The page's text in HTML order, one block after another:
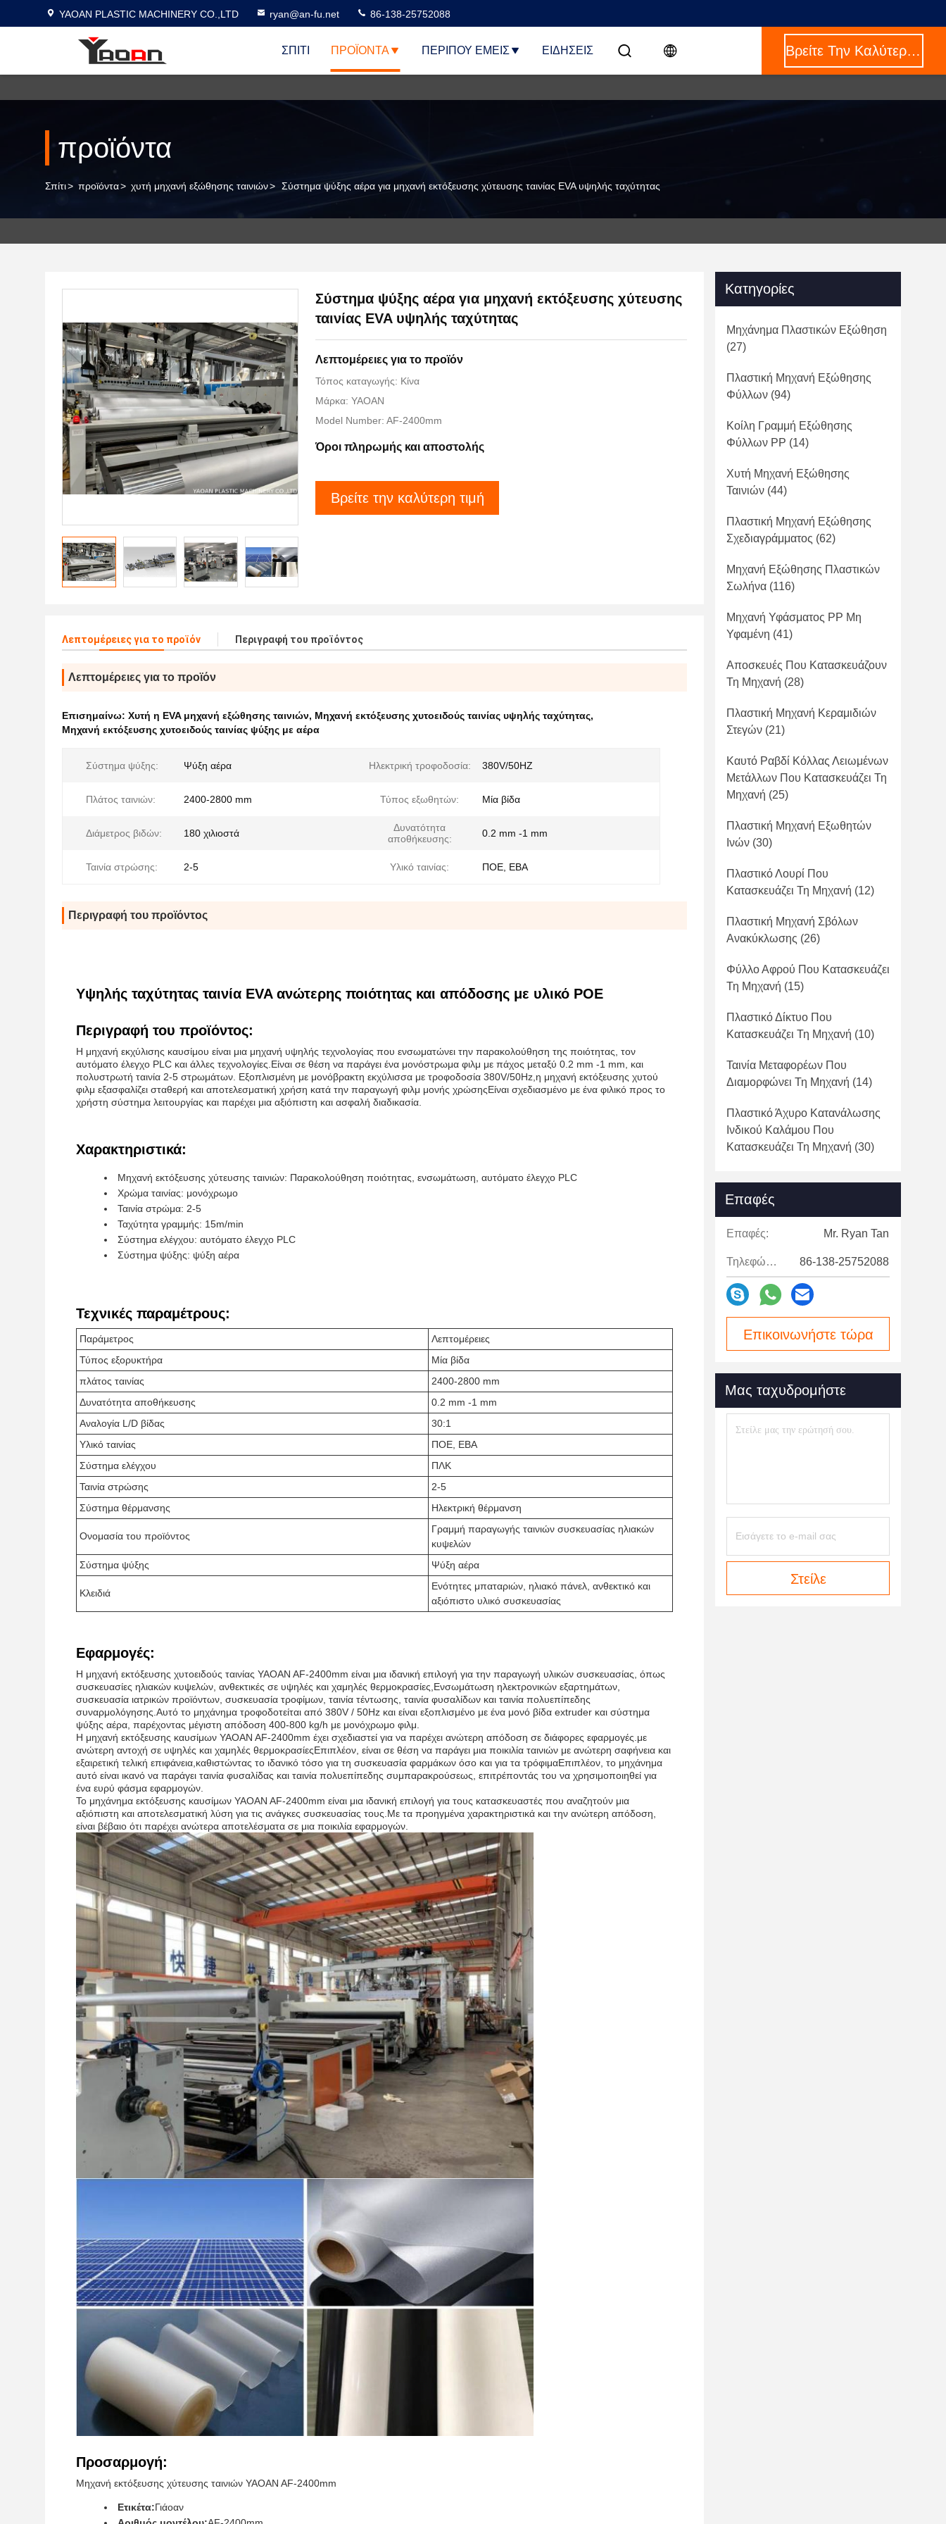
YAOAN PLASTIC MACHINERY CO.,LTD ryan@an-fu.net 86-138-25752088
ΣΠΊΤΙ ΠΡΟΪΌΝΤΑ ΠΕΡΊΠΟΥ ΕΜΕΊΣ ΕΙΔΗΣΕΙΣ Βρείτε Την Καλύτερη Τιμή
προϊόντα
Σπίτι> προϊόντα> χυτή μηχανή εξώθησης ταινιών> Σύστημα ψύξης αέρα για μηχανή εκτόξευσης χύτευσης ταινίας EVA υψηλής ταχύτητας
Σύστημα ψύξης αέρα για μηχανή εκτόξευσης χύτευσης
ταινίας EVA υψηλής ταχύτητας
Λεπτομέρειες για το προϊόν
Τόπος καταγωγής: Κίνα
Μάρκα: YAOAN
Model Number: AF-2400mm
Όροι πληρωμής και αποστολής
Βρείτε την καλύτερη τιμή
Λεπτομέρειες για το προϊόν Περιγραφή του προϊόντος
Λεπτομέρειες για το προϊόν
Επισημαίνω: Χυτή η EVA μηχανή εξώθησης ταινιών, Μηχανή εκτόξευσης χυτοειδούς ταινίας υψηλής ταχύτητας,
Μηχανή εκτόξευσης χυτοειδούς ταινίας ψύξης με αέρα
Σύστημα ψύξης: Ψύξη αέρα Ηλεκτρική τροφοδοσία: 380V/50HZ
Πλάτος ταινιών: 2400-2800 mm Τύπος εξωθητών: Μία βίδα
Διάμετρος βιδών: 180 χιλιοστά
Δυνατότητα
αποθήκευσης:
0.2 mm -1 mm
Ταινία στρώσης: 2-5 Υλικό ταινίας: ΠΟΕ, ΕΒΑ
Περιγραφή του προϊόντος
Υψηλής ταχύτητας ταινία EVA ανώτερης ποιότητας και απόδοσης με υλικό POE
Περιγραφή του προϊόντος:
Η μηχανή εκχύλισης καυσίμου είναι μια μηχανή υψηλής τεχνολογίας που ενσωματώνει την παρακολούθηση της ποιότητας, τον
αυτόματο έλεγχο PLC και άλλες τεχνολογίες.Είναι σε θέση να παράγει ένα μονόστρωμα φιλμ με πάχος μεταξύ 0.2 mm -1 mm, και
πολυστρωτή ταινία 2-5 στρωμάτων. Εξοπλισμένη με μονόβρακτη εκχύλισσα με τροφοδοσία 380V/50Hz,η μηχανή εκτόξευσης χυτού
φιλμ εξασφαλίζει σταθερή και αποτελεσματική χρήση κατά την παραγωγή φιλμ μονής χρώσηςΕίναι σχεδιασμένο με ένα φιλικό προς το
χρήστη σύστημα λειτουργίας και παρέχει μια αξιόπιστη και ασφαλή διαδικασία.
Χαρακτηριστικά:
Μηχανή εκτόξευσης χύτευσης ταινιών: Παρακολούθηση ποιότητας, ενσωμάτωση, αυτόματο έλεγχο PLC
Χρώμα ταινίας: μονόχρωμο
Ταινία στρώμα: 2-5
Ταχύτητα γραμμής: 15m/min
Σύστημα ελέγχου: αυτόματο έλεγχο PLC
Σύστημα ψύξης: ψύξη αέρα
Τεχνικές παραμέτρους:
Παράμετρος
Λεπτομέρειες
Τύπος εξορυκτήρα
Μία βίδα
πλάτος ταινίας
2400-2800 mm
Δυνατότητα αποθήκευσης
0.2 mm -1 mm
Αναλογία L/D βίδας
30:1
Υλικό ταινίας
ΠΟΕ, ΕΒΑ
Σύστημα ελέγχου
ΠΛΚ
Ταινία στρώσης
2-5
Σύστημα θέρμανσης
Ηλεκτρική θέρμανση
Ονομασία του προϊόντος
Γραμμή παραγωγής ταινιών συσκευασίας ηλιακών
κυψελών
Σύστημα ψύξης
Ψύξη αέρα
Κλειδιά
Ενότητες μπαταριών, ηλιακό πάνελ, ανθεκτικό και
αξιόπιστο υλικό συσκευασίας
Εφαρμογές:
Η μηχανή εκτόξευσης χυτοειδούς ταινίας YAOAN AF-2400mm είναι μια ιδανική επιλογή για την παραγωγή υλικών συσκευασίας, όπως
συσκευασίες ηλιακών κυψελών, ανθεκτικές σε υψηλές και χαμηλές θερμοκρασίες,Ενσωμάτωση ηλεκτρονικών εξαρτημάτων,
συσκευασία ιατρικών προϊόντων, συσκευασία τροφίμων, ταινία τέντωσης, ταινία φυσαλίδων και ταινία πολυεπίπεδης
συναρμολόγησης.Αυτό το μηχάνημα τροφοδοτείται από 380V / 50Hz και είναι εξοπλισμένο με ένα μονό βίδα extruder και σύστημα
ψύξης αέρα, παρέχοντας μέγιστη απόδοση 400-800 kg/h με μονόχρωμο φιλμ.
Η μηχανή εκτόξευσης καυσίμων YAOAN AF-2400mm έχει σχεδιαστεί για να παρέχει ανώτερη απόδοση σε διάφορες εφαρμογές.με
ανώτερη αντοχή σε υψηλές και χαμηλές θερμοκρασίεςΕπιπλέον, είναι σε θέση να παράγει μια ποικιλία ταινιών με ανώτερη σαφήνεια και
εξαιρετική τελική επιφάνεια,καθιστώντας το ιδανικό τόσο για τη συσκευασία φαρμάκων όσο και για τα τρόφιμαΕπιπλέον, το μηχάνημα
αυτό είναι ικανό να παράγει ταινία φυσαλίδας και ταινία πολυεπίπεδης συμπαρακρούσεως, επιτρέποντάς του να χρησιμοποιηθεί για
ένα ευρύ φάσμα εφαρμογών.
Το μηχάνημα εκτόξευσης καυσίμων YAOAN AF-2400mm είναι μια ιδανική επιλογή για τους κατασκευαστές που αναζητούν μια
αξιόπιστη και αποτελεσματική λύση για τις ανάγκες συσκευασίας τους.Με τα προηγμένα χαρακτηριστικά και την ανώτερη απόδοση,
είναι βέβαιο ότι παρέχει ανώτερα αποτελέσματα σε μια ποικιλία εφαρμογών.
Προσαρμογή:
Μηχανή εκτόξευσης χύτευσης ταινιών YAOAN AF-2400mm
Ετικέτα:Γιάοαν
Κατηγορίες
Μηχάνημα Πλαστικών Εξώθηση
(27)
Πλαστική Μηχανή Εξώθησης
Φύλλων (94)
Κοίλη Γραμμή Εξώθησης
Φύλλων PP (14)
Χυτή Μηχανή Εξώθησης
Ταινιών (44)
Πλαστική Μηχανή Εξώθησης
Σχεδιαγράμματος (62)
Μηχανή Εξώθησης Πλαστικών
Σωλήνα (116)
Μηχανή Υφάσματος PP Μη
Υφαμένη (41)
Αποσκευές Που Κατασκευάζουν
Τη Μηχανή (28)
Πλαστική Μηχανή Κεραμιδιών
Στεγών (21)
Καυτό Ραβδί Κόλλας Λειωμένων
Μετάλλων Που Κατασκευάζει Τη
Μηχανή (25)
Πλαστική Μηχανή Εξωθητών
Ινών (30)
Πλαστικό Λουρί Που
Κατασκευάζει Τη Μηχανή (12)
Πλαστική Μηχανή Σβόλων
Ανακύκλωσης (26)
Φύλλο Αφρού Που Κατασκευάζει
Τη Μηχανή (15)
Πλαστικό Δίκτυο Που
Κατασκευάζει Τη Μηχανή (10)
Ταινία Μεταφορέων Που
Διαμορφώνει Τη Μηχανή (14)
Πλαστικό Άχυρο Κατανάλωσης
Ινδικού Καλάμου Που
Κατασκευάζει Τη Μηχανή (30)
Επαφές
Επαφές: Mr. Ryan Tan
Τηλεφώνημα: 86-138-25752088
Επικοινωνήστε τώρα
Μας ταχυδρομήστε
Στείλε